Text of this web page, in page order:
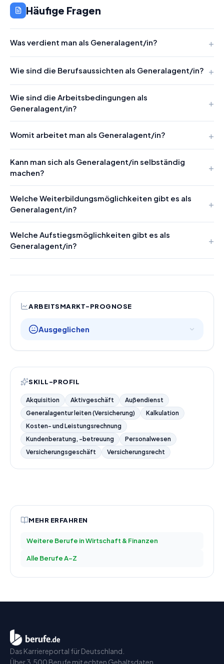
Häufige Fragen
Was verdient man als Generalagent/in?
Wie sind die Berufsaussichten als Generalagent/in?
Wie sind die Arbeitsbedingungen als
Generalagent/in?
Womit arbeitet man als Generalagent/in?
Kann man sich als Generalagent/in selbständig
machen?
Welche Weiterbildungsmöglichkeiten gibt es als
Generalagent/in?
Welche Aufstiegsmöglichkeiten gibt es als
Generalagent/in?
ARBEITSMARKT-PROGNOSE
Ausgeglichen
SKILL-PROFIL
Akquisition Aktivgeschäft
Außendienst
Generalagentur leiten (Versicherung)
Kalkulation
Kosten- und Leistungsrechnung
Kundenberatung, -betreuung
Personalwesen
Versicherungsgeschäft
Versicherungsrecht
MEHR ERFAHREN
Weitere Berufe inWirtschaft & Finanzen
Alle Berufe A–Z
Das Karriereportal für Deutschland.
Über 3.500 Berufe mit echten Gehaltsdaten